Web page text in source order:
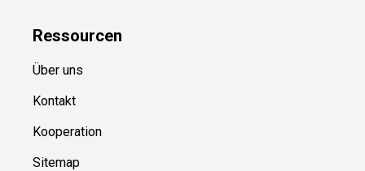
Ressource
Über uns
Kontakt
Kooperation